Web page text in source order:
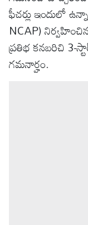
ఫీచర్లు ఇందులో
NCAP)
ప్రతిభ కనబరిచి 3-
గమనార్హం.